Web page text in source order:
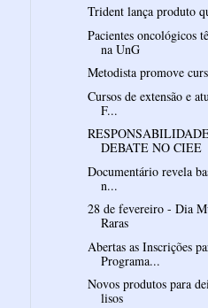
Trident lança produto
Pacientes oncológicos
na UnG
Metodista promove
Cursos de extensão e
F...
DEBATE NO CIEE
Documentário revela
n...
28 de fevereiro - Dia
Raras
Abertas as Inscrições
Programa...
Novos produtos para
lisos